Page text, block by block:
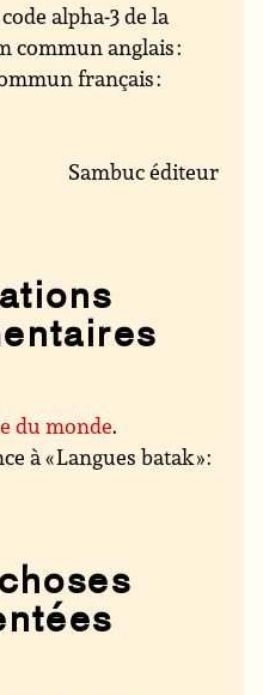
alpha-3 de la
commun anglais :
français :
Sambuc éditeur
du monde.
à « Langues batak » :